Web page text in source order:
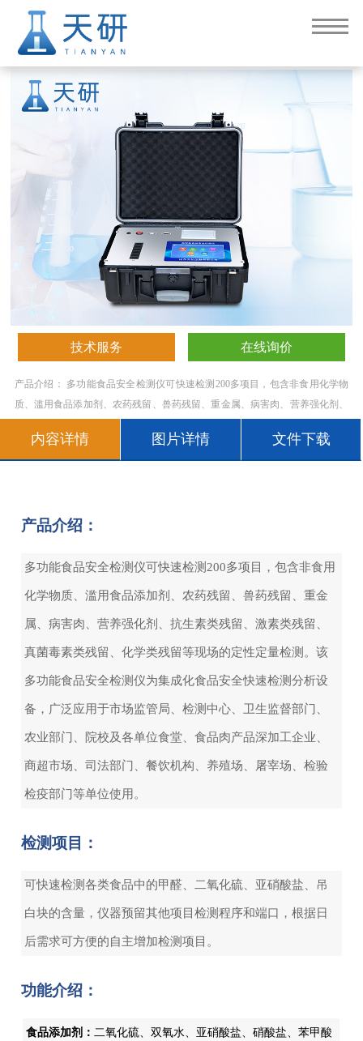
6通道便携式食品检测仪（TY-G600）
技术服务 在线询价
产品介绍： 多功能食品安全检测仪可快速检测200多项目，包含非食用化学物
质、滥用食品添加剂、农药残留、兽药残留、重金属、病害肉、营养强化剂、
检测。该多功能食品安全检测仪为集成化食品安全快速检测分析设备，广泛应
内容详情 图片详情 文件下载
产品介绍：
多功能食品安全检测仪可快速检测200多项目，包含非食用
化学物质、滥用食品添加剂、农药残留、兽药残留、重金
属、病害肉、营养强化剂、抗生素类残留、激素类残留、
真菌毒素类残留、化学类残留等现场的定性定量检测。该
多功能食品安全检测仪为集成化食品安全快速检测分析设
备，广泛应用于市场监管局、检测中心、卫生监督部门、
农业部门、院校及各单位食堂、食品肉产品深加工企业、
商超市场、司法部门、餐饮机构、养殖场、屠宰场、检验
检疫部门等单位使用。
检测项目：
可快速检测各类食品中的甲醛、二氧化硫、亚硝酸盐、吊
白块的含量，仪器预留其他项目检测程序和端口，根据日
后需求可方便的自主增加检测项目。
功能介绍：
食品添加剂：二氧化硫、双氧水、亚硝酸盐、硝酸盐、苯甲酸